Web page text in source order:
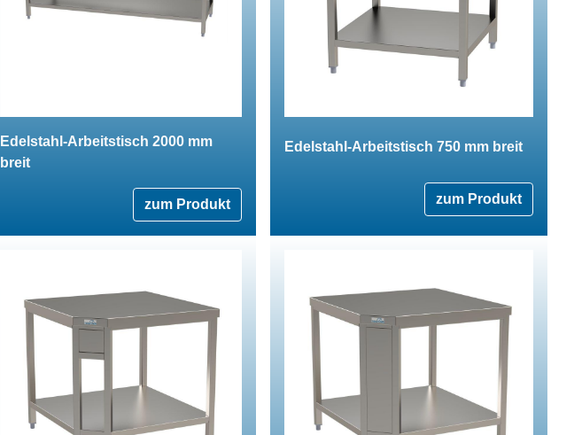
Edelstahl-Arbeitstisch 2000 mm
breit
zum Produkt
Edelstahl-Arbeitstisch 750 mm breit
zum Produkt